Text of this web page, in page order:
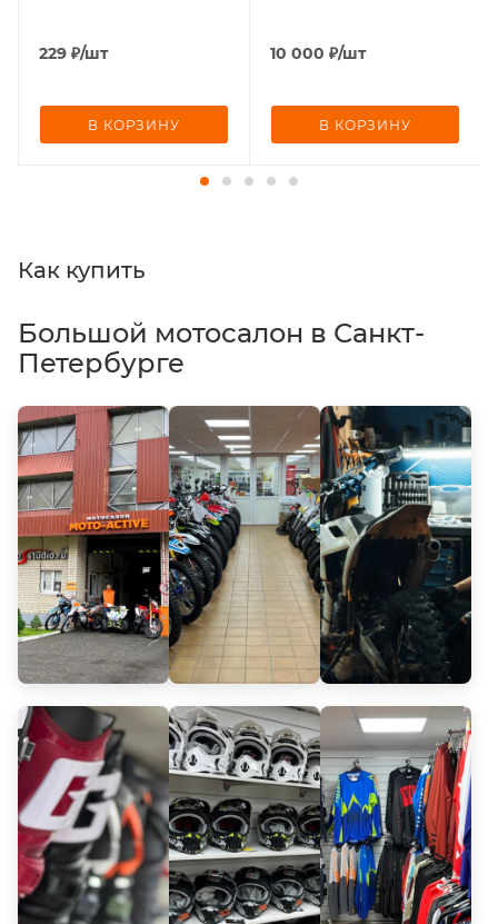
229 ₽/шт
В КОРЗИНУ
10 000 ₽/шт
В КОРЗИНУ
Как купить
Большой мотосалон в Санкт-
Петербурге